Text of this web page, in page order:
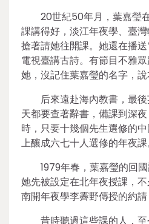
20世紀50年月，葉嘉瑩
課講得好，淡江年夜學、臺
搶著請她往開課。她還在播
電視臺講古詩。有節目不雅
她，沒記住葉嘉瑩的名字，說
后來遠赴海內教書，最
天都要查著辭書，備課到深
時，只要十幾個先生選修的
上釀成六七十人選修的年夜課
1979年春，葉嘉瑩的回
她先被設定在北年夜授課，不
南開年夜學李霽野傳授的約請
昔時聽過這些課的人，至